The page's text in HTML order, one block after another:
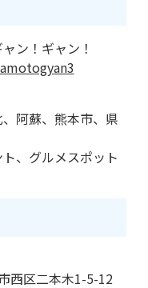
ン！ギャン！
阿蘇、熊本市、県
、グルメスポット
西区二本木1-5-12